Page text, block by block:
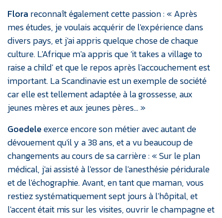
Flora reconnaît également cette passion : « Après
mes études, je voulais acquérir de l'expérience dans
divers pays, et j'ai appris quelque chose de chaque
culture. L'Afrique m'a appris que ‘it takes a village to
raise a child’ et que le repos après l'accouchement est
important. La Scandinavie est un exemple de société
car elle est tellement adaptée à la grossesse, aux
jeunes mères et aux jeunes pères… »
Goedeleexerce encore son métier avec autant de
dévouement qu'il y a 38 ans, et a vu beaucoup de
changements au cours de sa carrière : « Sur le plan
médical, j'ai assisté à l'essor de l'anesthésie péridurale
et de l'échographie. Avant, en tant que maman, vous
restiez systématiquement sept jours à l'hôpital, et
l'accent était mis sur les visites, ouvrir le champagne et